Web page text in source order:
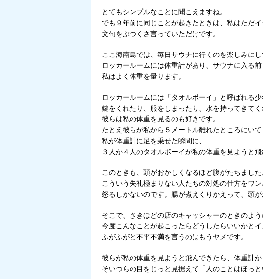
とてもシンプルなことに聞こえますね。
でも９年前に同じことが起きたときは、私はただイ
文句をぶつくさ言っていただけです。
ここ海南島では、毎日サウナに行くのを楽しみにし
ロッカールームには体重計があり、サウナに入る前
私はよく体重を量ります。
ロッカールームには「タオルボーイ」と呼ばれる少
鍵をくれたり、服をしまったり、水を持ってきてく
彼らは私の体重を見るのも好きです。
たとえ彼らが私から５メートル離れたところにいて
私が体重計に足を乗せた瞬間に、
３人か４人のタオルボーイが私の体重を見ようと飛
このときも、頭がおかしくなるほど腹がたちました
こういう失礼極まりない人たちの対処の仕方をワン
怒るしかないのです。腸が煮えくりかえって、頭が
そこで、さきほどの店のキャッシャーのときのよう
今度こんなことが起こったらどうしたらいいかとイ
ふがふがと不平不満を言うのはもうヤメです。
彼らが私の体重を見ようと飛んできたら、体重計か
そいつらの目をじっと見据えて「人のことはほっと